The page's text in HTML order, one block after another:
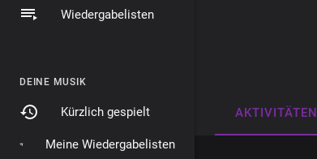
Wiedergabelisten
DEINE MUSIK
Kürzlich gespielt
Meine Wiedergabelisten
AKTIVITÄTEN